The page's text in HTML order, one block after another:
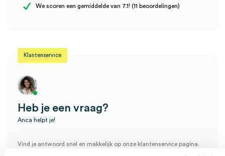
Luer excentrisch (100)” te beoordelen
We scoren een gemiddelde van 7.1! (11 beoordelingen)
Klantenservice
Heb je een vraag?
Anca helpt je!
Vind je antwoord snel en makkelijk op onze klantenservice pagina.